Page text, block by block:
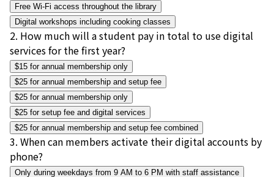
Free Wi-Fi access throughout the library
Digital workshops including cooking classes
2. How much will a student pay in total to use digital
services for the first year?
$15 for annual membership only
$25 for annual membership and setup fee
$25 for annual membership only
$25 for setup fee and digital services
$25 for annual membership and setup fee combined
3. When can members activate their digital accounts by
phone?
Only during weekdays from 9 AM to 6 PM with staff assistance